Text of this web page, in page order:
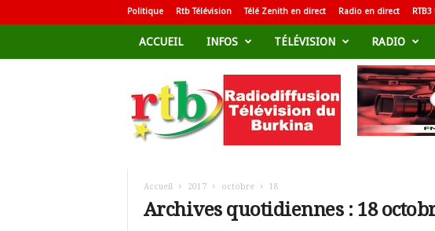
Politique Rtb Télévision Télé Zenith en direct Radio en direct
ACCUEIL INFOS TÉLÉVISION RADIO
d
i
Accueil 2017 octobre 18
Archives quotidiennes : 18